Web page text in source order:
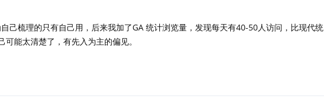
己梳理的只有自己用，后来我加了GA 统计浏览量，发现每天有40-50人访问，比现代统
能太清楚了，有先入为主的偏见。